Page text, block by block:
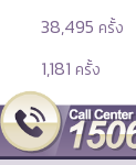
38,495 ครั้ง
1,181 ครั้ง